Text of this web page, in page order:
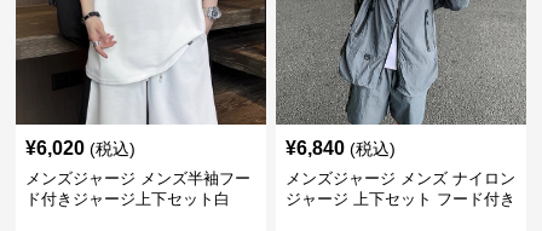
¥6,020 (税込)
メンズジャージ メンズ半袖フー
ド付きジャージ上下セット白
¥6,840 (税込)
メンズジャージ メンズ ナイロン
ジャージ 上下セット フード付き